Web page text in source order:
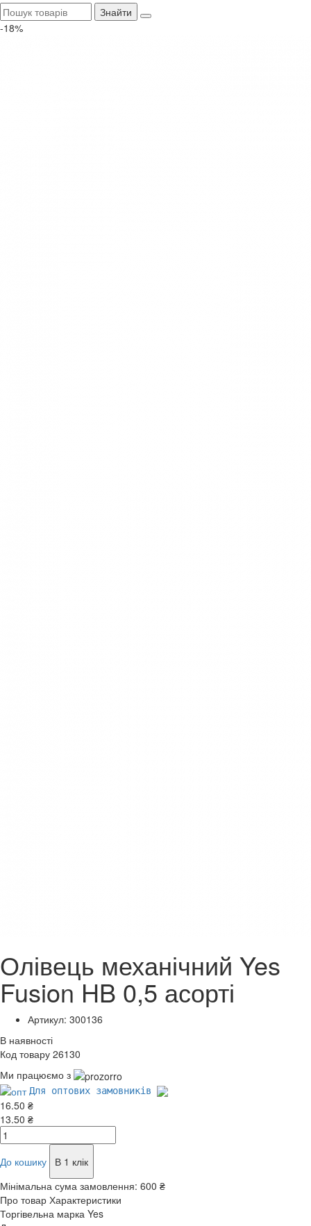
Знайти
-18%
Олівець механічний Yes
Fusion HB 0,5 асорті
Артикул: 300136
В наявності
Код товару 26130
Ми працюємо з
Для оптових замовників
16.50 ₴
13.50 ₴
До кошику
В 1 клік
Мінімальна сума замовлення: 600 ₴
Про товар Характеристики
Торгівельна марка Yes